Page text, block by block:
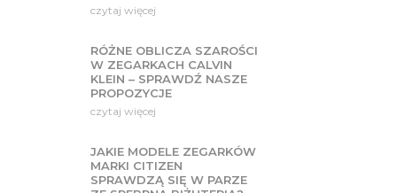
czytaj więcej
RÓŻNE OBLICZA SZAROŚCI
W ZEGARKACH CALVIN
KLEIN – SPRAWDŹ NASZE
PROPOZYCJE
czytaj więcej
JAKIE MODELE ZEGARKÓW
MARKI CITIZEN
SPRAWDZĄ SIĘ W PARZE